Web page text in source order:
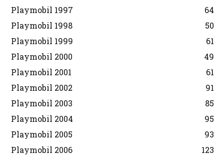
Playmobil 1997
64
Playmobil 1998
50
Playmobil 1999
61
Playmobil 2000
49
Playmobil 2001
61
Playmobil 2002
91
Playmobil 2003
85
Playmobil 2004
95
Playmobil 2005
93
Playmobil 2006
123